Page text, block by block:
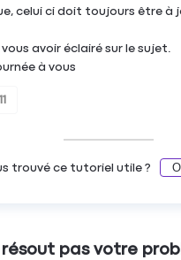
celui ci doit toujours être à
avoir éclairé sur le sujet.
à vous
11
trouvé ce tutoriel utile ?
pas votre